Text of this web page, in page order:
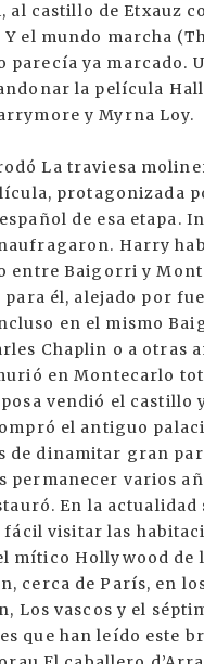
castillo de Etxauz
el mundo marcha
parecía ya
la película
y Myrna Loy.
La traviesa
protagonizada
de esa etapa.
Harry
entre Baigorri y
él, alejado por
en el mismo
Chaplin o a otras
en Montecarlo
vendió el castillo
el antiguo
de dinamitar gran
permanecer varios
En la
fácil visitar las
mítico Hollywood
cerca de París, en
Los vascos y el
que han leído este